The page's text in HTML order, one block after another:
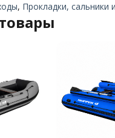
, Прокладки, сальники